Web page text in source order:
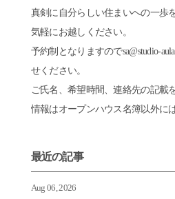
真剣に自分らしい住まいへの一歩
気軽にお越しください。
予約制となりますのでsa@studio-
せください。
ご氏名、希望時間、連絡先の記載
情報はオープンハウス名簿以外に
最近の記事
Aug 06, 2026